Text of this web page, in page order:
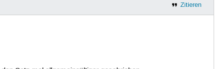
Zitieren